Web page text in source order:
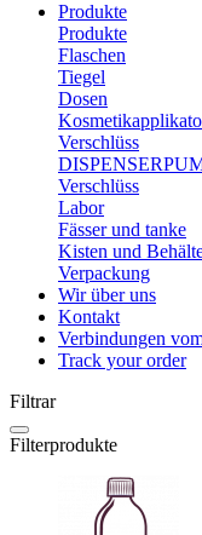
Produkte
Produkte
Flaschen
Tiegel
Dosen
Verschlüss
Verschlüss
Labor
Fässer und tanke
Kisten und
Verpackung
Wir über uns
Kontakt
Verbindungen
Track your order
Filtrar
Filterprodukte